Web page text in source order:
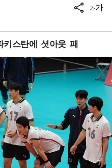
가가
키스탄에 셧아웃 패